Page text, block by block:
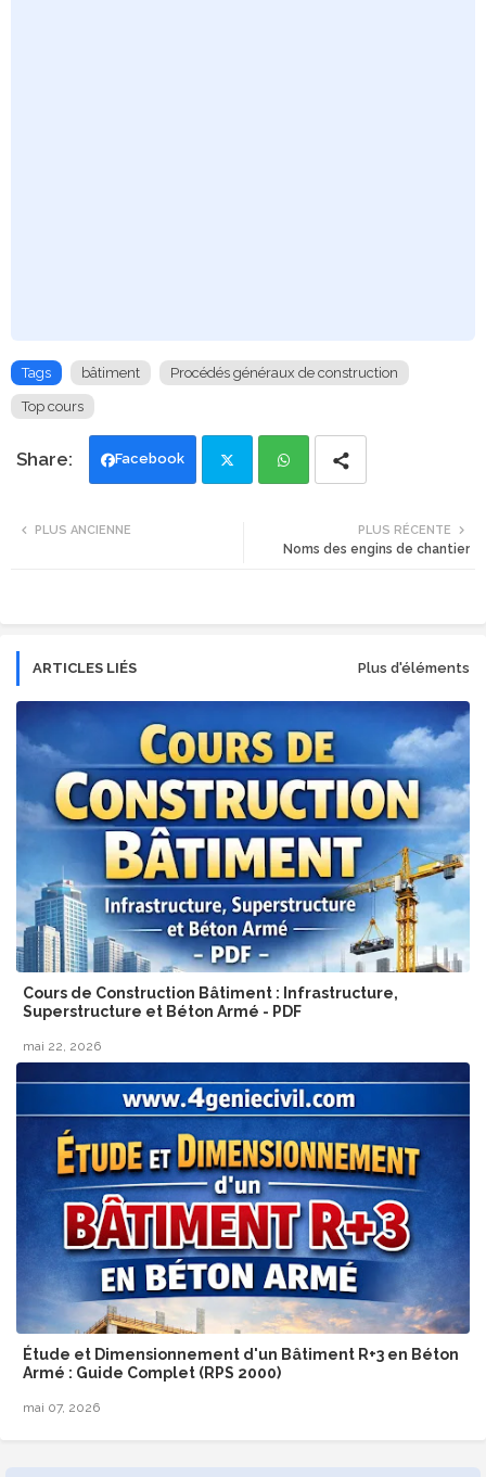
Tags bâtiment Procédés généraux de construction
Top cours
Facebook
ats
PLUS RÉCENTE
Noms des engins de chantier
PLUS ANCIENNE
ARTICLES LIÉS Plus d'éléments
Cours de Construction Bâtiment : Infrastructure,
Superstructure et Béton Armé - PDF
mai 22, 2026
Étude et Dimensionnement d'un Bâtiment R+3 en Béton
Armé : Guide Complet (RPS 2000)
mai 07, 2026